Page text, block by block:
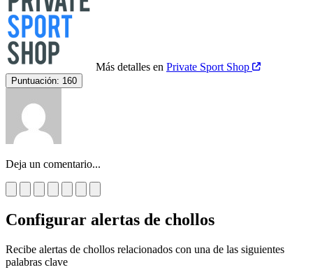
Más detalles en Private Sport Shop
Puntuación: 160
Deja un comentario...
Configurar alertas de chollos
Recibe alertas de chollos relacionados con una de las siguientes
palabras clave